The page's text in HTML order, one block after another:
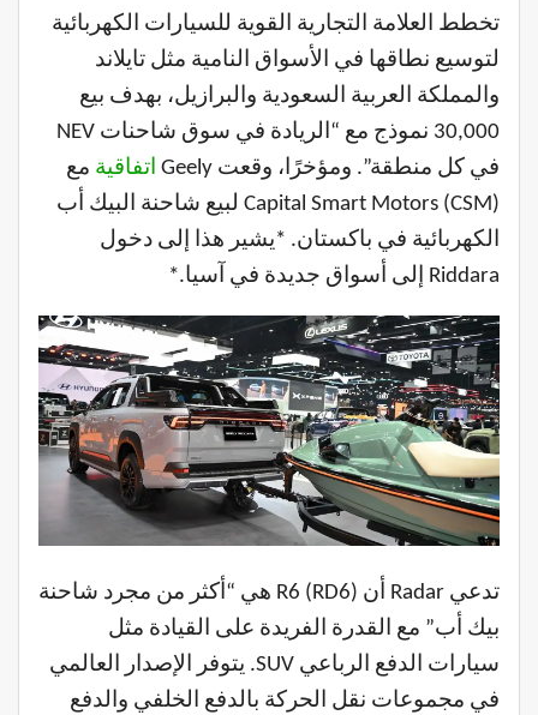
تخطط العلامة التجارية القوية للسيارات الكهربائية
لتوسيع نطاقها في الأسواق النامية مثل تايلاند
والمملكة العربية السعودية والبرازيل، بهدف بيع
30,000 نموذج مع “الريادة في سوق شاحنات NEV
في كل منطقة”. ومؤخرًا، وقعت Geely
اتفاقية مع
Capital Smart Motors (CSM) لبيع شاحنة البيك أب
الكهربائية في باكستان. *يشير هذا إلى دخول
Riddara إلى أسواق جديدة في آسيا.*
تدعي Radar أن R6 (RD6) هي “أكثر من مجرد شاحنة
بيك أب” مع القدرة الفريدة على القيادة مثل
سيارات الدفع الرباعي SUV. يتوفر الإصدار العالمي
في مجموعات نقل الحركة بالدفع الخلفي والدفع